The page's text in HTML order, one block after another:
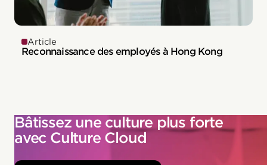
Article
Reconnaissance des employés à Hong Kong
Bâtissez une culture plus forte
avec Culture Cloud